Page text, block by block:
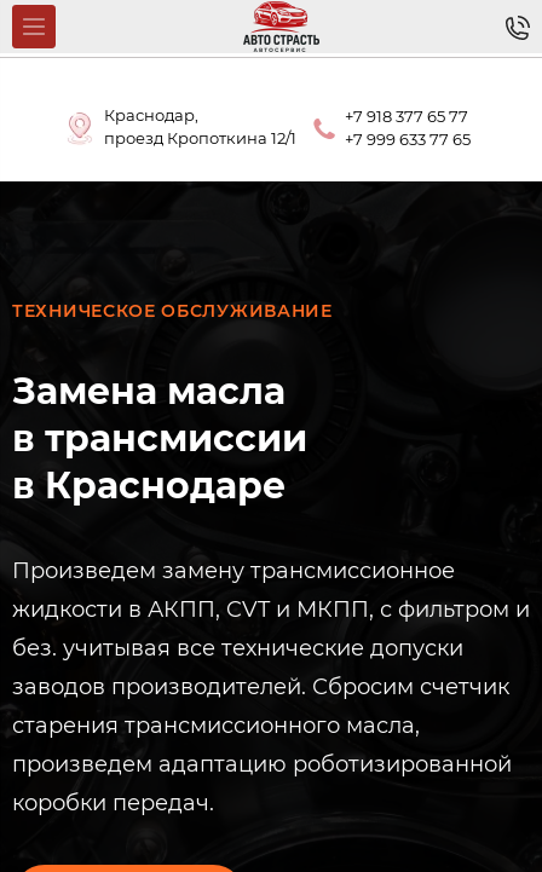
Краснодар,
проезд Кропоткина 12/1
+7 918 377 65 77
+7 999 633 77 65
ТЕХНИЧЕСКОЕ ОБСЛУЖИВАНИЕ
Замена масла
в трансмиссии
в Краснодаре
Произведем замену трансмиссионное
жидкости в АКПП, CVT и МКПП, с фильтром и
без. учитывая все технические допуски
заводов производителей. Сбросим счетчик
старения трансмиссионного масла,
произведем адаптацию роботизированной
коробки передач.